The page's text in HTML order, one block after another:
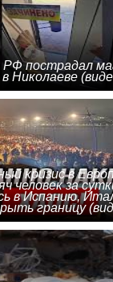
РФ пострадал
Николаеве
кризис в
человек за
в Испанию,
границу